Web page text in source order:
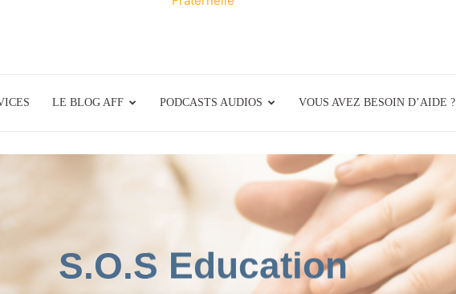
La
Flamme
LE BLOG AFF PODCASTS AUDIOS VOUS AVEZ BESOIN D’AIDE ?
S.O.S Education